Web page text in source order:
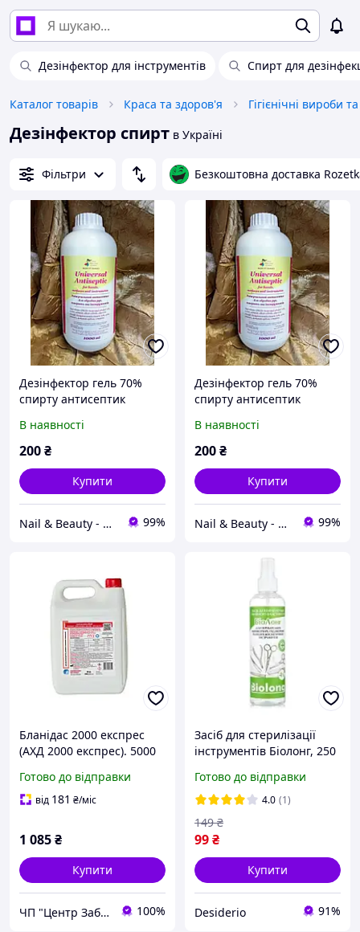
Дезінфектор для інструментів Спирт для
Каталог товарів Краса та здоров'я Гігієнічні вироби
Дезінфектор спирт в Україні
Фільтри Безкоштовна доставка
Дезінфектор гель 70%
спирту антисептик
В наявності
200₴
Купити
Nail & Beauty - Интернет-магазин все для красоты и здоровья. 99%
Дезінфектор гель 70%
спирту антисептик
В наявності
200₴
Купити
Nail & Beauty - Интернет-магазин все для красоты и здоровья. 99%
Бланідас 2000 експрес
(АХД 2000 експрес). 5000
дезінфектор для рук і
поверхонь
Готово до відправки
від 181 ₴/міс
1 085₴
Купити
ЧП "Центр Забезпечення Салонів" 100%
Засіб для стерилізації
інструментів Біолонг, 250
Готово до відправки
4.0 (1)
99₴
149 ₴
Купити
Desiderio 91%